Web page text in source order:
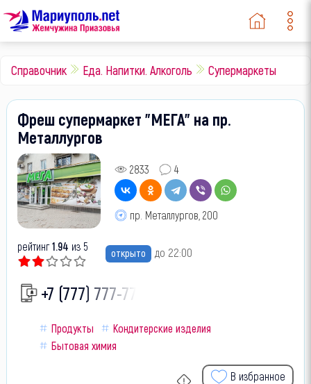
Справочник Еда. Напитки. Алкоголь Супермаркеты
Фреш супермаркет "МЕГА" на пр.
Металлургов
2833 4
пр. Металлургов, 200
рейтинг1.94 из 5 открыто до 22:00
+7 (777) 777-77-
Продукты
Кондитерские изделия
Бытовая химия
В избранное